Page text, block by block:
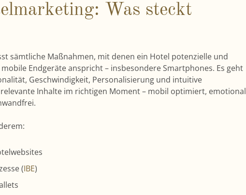
Was steckt
sämtliche Maßnahmen, mit denen ein Hotel potenzielle und
Endgeräte anspricht – insbesondere Smartphones. Es geht
Geschwindigkeit, Personalisierung und intuitive
relevante Inhalte im richtigen Moment – mobil optimiert, emotional
(IBE)